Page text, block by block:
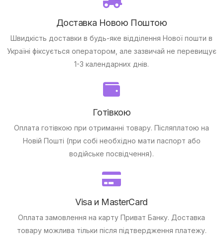
Доставка Новою Поштою
Швидкість доставки в будь-яке відділення Нової пошти в
Україні фіксується оператором, але зазвичай не перевищує
1-3 календарних днів.
Готівкою
Оплата готівкою при отриманні товару. Післяплатою на
Новій Пошті (при собі необхідно мати паспорт або
водійське посвідчення).
Visa и MasterCard
Оплата замовлення на карту Приват Банку. Доставка
товару можлива тільки після підтвердження платежу.